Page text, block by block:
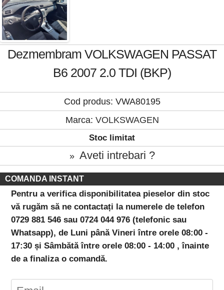
Dezmembram VOLKSWAGEN PASSAT
B6 2007 2.0 TDI (BKP)
Cod produs: VWA80195
Marca: VOLKSWAGEN
Stoc limitat
» Aveti intrebari ?
COMANDA INSTANT
Pentru a verifica disponibilitatea pieselor din stoc
vă rugăm să ne contactați la numerele de telefon
0729 881 546 sau 0724 044 976 (telefonic sau
Whatsapp), de Luni până Vineri între orele 08:00 -
17:30 și Sâmbătă între orele 08:00 - 14:00 , înainte
de a finaliza o comandă.